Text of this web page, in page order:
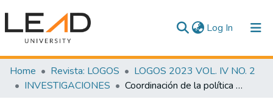
Log In (current)
Communities & Collections
All of DSpace
Home Revista: LOGOS
LOGOS 2023 VOL. IV NO. 2
INVESTIGACIONES
Coordinación de la política fiscal y monetaria y su impacto en el bienestar económico para Costa Rica: Análisis utilizando un modelo dinámico estocástico de equilibrio general para el periodo 2006-2022